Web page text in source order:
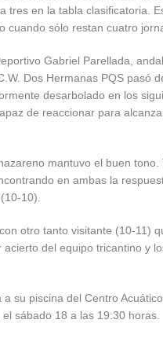
tres en la tabla clasificatoria.
sólo restan cuatro
Gabriel Parellada,
Dos Hermanas PQS pasó
desarbolado en los
de reaccionar para
mantuvo el buen
en ambas la
10).
otro tanto visitante (10-11)
del equipo tricantino y
su piscina del Centro
sábado 18 a las 19:30 horas.